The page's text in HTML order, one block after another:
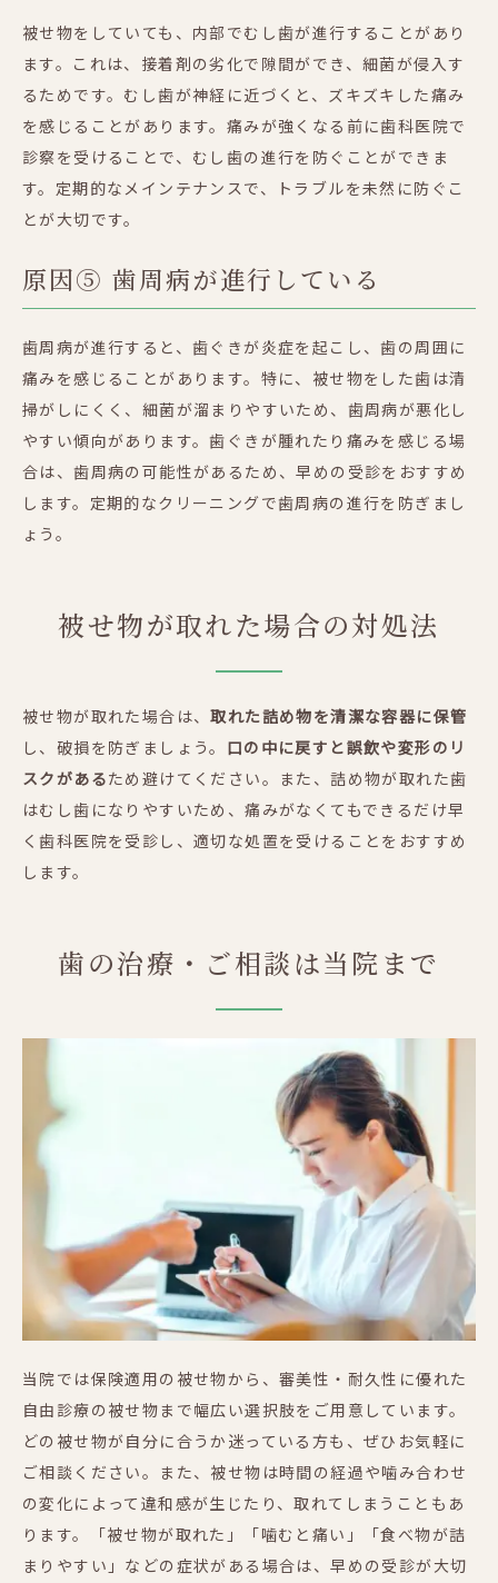
被せ物をしていても、内部でむし歯が進行することがあり
ます。これは、接着剤の劣化で隙間ができ、細菌が侵入す
るためです。むし歯が神経に近づくと、ズキズキした痛み
を感じることがあります。痛みが強くなる前に歯科医院で
診察を受けることで、むし歯の進行を防ぐことができま
す。定期的なメインテナンスで、トラブルを未然に防ぐこ
とが大切です。
原因⑤ 歯周病が進行している
歯周病が進行すると、歯ぐきが炎症を起こし、歯の周囲に
痛みを感じることがあります。特に、被せ物をした歯は清
掃がしにくく、細菌が溜まりやすいため、歯周病が悪化し
やすい傾向があります。歯ぐきが腫れたり痛みを感じる場
合は、歯周病の可能性があるため、早めの受診をおすすめ
します。定期的なクリーニングで歯周病の進行を防ぎまし
ょう。
被せ物が取れた場合の対処法
被せ物が取れた場合は、取れた詰め物を清潔な容器に保管
し、破損を防ぎましょう。 口の中に戻すと誤飲や変形のリ
スクがあるため避けてください。また、詰め物が取れた歯
はむし歯になりやすいため、痛みがなくてもできるだけ早
く歯科医院を受診し、適切な処置を受けることをおすすめ
します。
歯の治療・ご相談は当院まで
当院では保険適用の被せ物から、審美性・耐久性に優れた
自由診療の被せ物まで幅広い選択肢をご用意しています。
どの被せ物が自分に合うか迷っている方も、ぜひお気軽に
ご相談ください。また、被せ物は時間の経過や噛み合わせ
の変化によって違和感が生じたり、取れてしまうこともあ
ります。「被せ物が取れた」「噛むと痛い」「食べ物が詰
まりやすい」などの症状がある場合は、早めの受診が大切